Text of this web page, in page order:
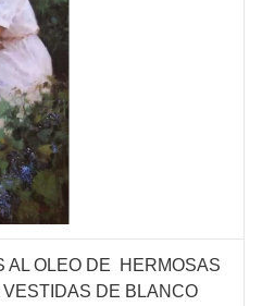
AL OLEO DE HERMOSAS
VESTIDAS DE BLANCO